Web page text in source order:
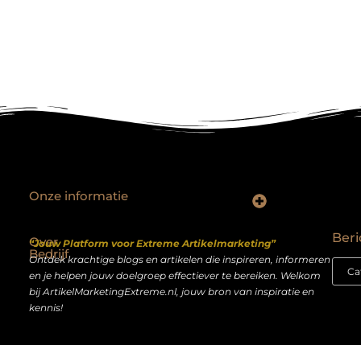
Over
Bedrijf
“Jouw Platform voor Extreme Artikelmarketing”
Ontdek krachtige blogs en artikelen die inspireren, informeren
en je helpen jouw doelgroep effectiever te bereiken. Welkom
bij ArtikelMarketingExtreme.nl, jouw bron van inspiratie en
kennis!
Onze informatie